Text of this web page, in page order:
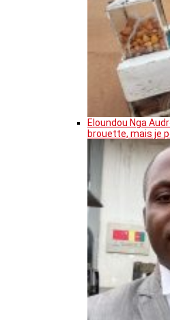
Eloundou Nga
brouette, mais je